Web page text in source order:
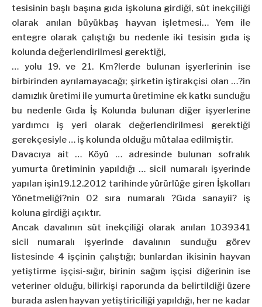
tesisinin başlı başına gıda işkoluna girdiği, süt inekçiliği
olarak anılan büyükbaş hayvan işletmesi… Yem ile
entegre olarak çalıştığı bu nedenle iki tesisin gıda iş
kolunda değerlendirilmesi gerektiği,
… yolu 19. ve 21. Km?lerde bulunan işyerlerinin ise
birbirinden ayrılamayacağı; şirketin iştirakçisi olan …?in
damızlık üretimi ile yumurta üretimine ek katkı sunduğu
bu nedenle Gıda İş Kolunda bulunan diğer işyerlerine
yardımcı iş yeri olarak değerlendirilmesi gerektiği
gerekçesiyle … iş kolunda olduğu mütalaa edilmiştir.
Davacıya ait … Köyü … adresinde bulunan sofralık
yumurta üretiminin yapıldığı … sicil numaralı işyerinde
yapılan işin19.12.2012 tarihinde yürürlüğe giren İşkolları
Yönetmeliği?nin 02 sıra numaralı ?Gıda sanayii? iş
koluna girdiği açıktır.
Ancak davalının süt inekçiliği olarak anılan 1039341
sicil numaralı işyerinde davalının sunduğu görev
listesinde 4 işçinin çalıştığı; bunlardan ikisinin hayvan
yetiştirme işçisi-sığır, birinin sağım işçisi diğerinin ise
veteriner olduğu, bilirkişi raporunda da belirtildiği üzere
burada aslen hayvan yetiştiriciliği yapıldığı, her ne kadar